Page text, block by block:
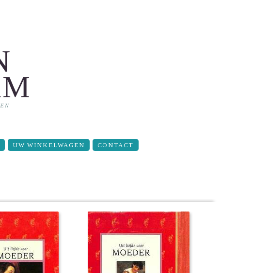
UW WINKELWAGEN CONTACT